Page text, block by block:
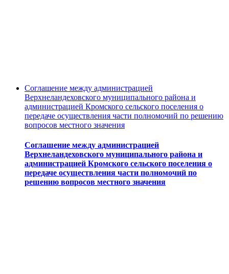
Соглашение между администрацией
Верхнеландеховского муниципального района и
администрацией Кромского сельского поселения о
передаче осуществления части полномочий по решению
вопросов местного значения
Соглашение между администрацией
Верхнеландеховского муниципального района и
администрацией Кромского сельского поселения о
передаче осуществления части полномочий по
решению вопросов местного значения